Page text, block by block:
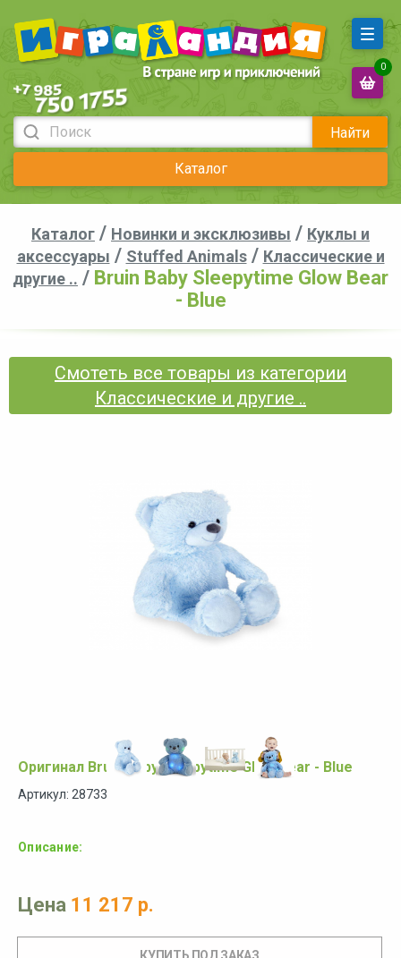
Найти
Каталог
0
Каталог / Новинки и эксклюзивы / Куклы и
аксессуары / Stuffed Animals/ Классические и
другие .. / Bruin Baby Sleepytime Glow Bear
- Blue
Смотеть все товары из категории
Классические и другие ..
Оригинал Bruin Baby Sleepytime Glow Bear - Blue
Артикул: 28733
Описание:
Цена 11 217 р.